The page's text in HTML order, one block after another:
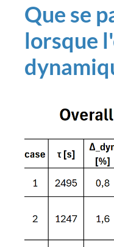
Que se
lorsque